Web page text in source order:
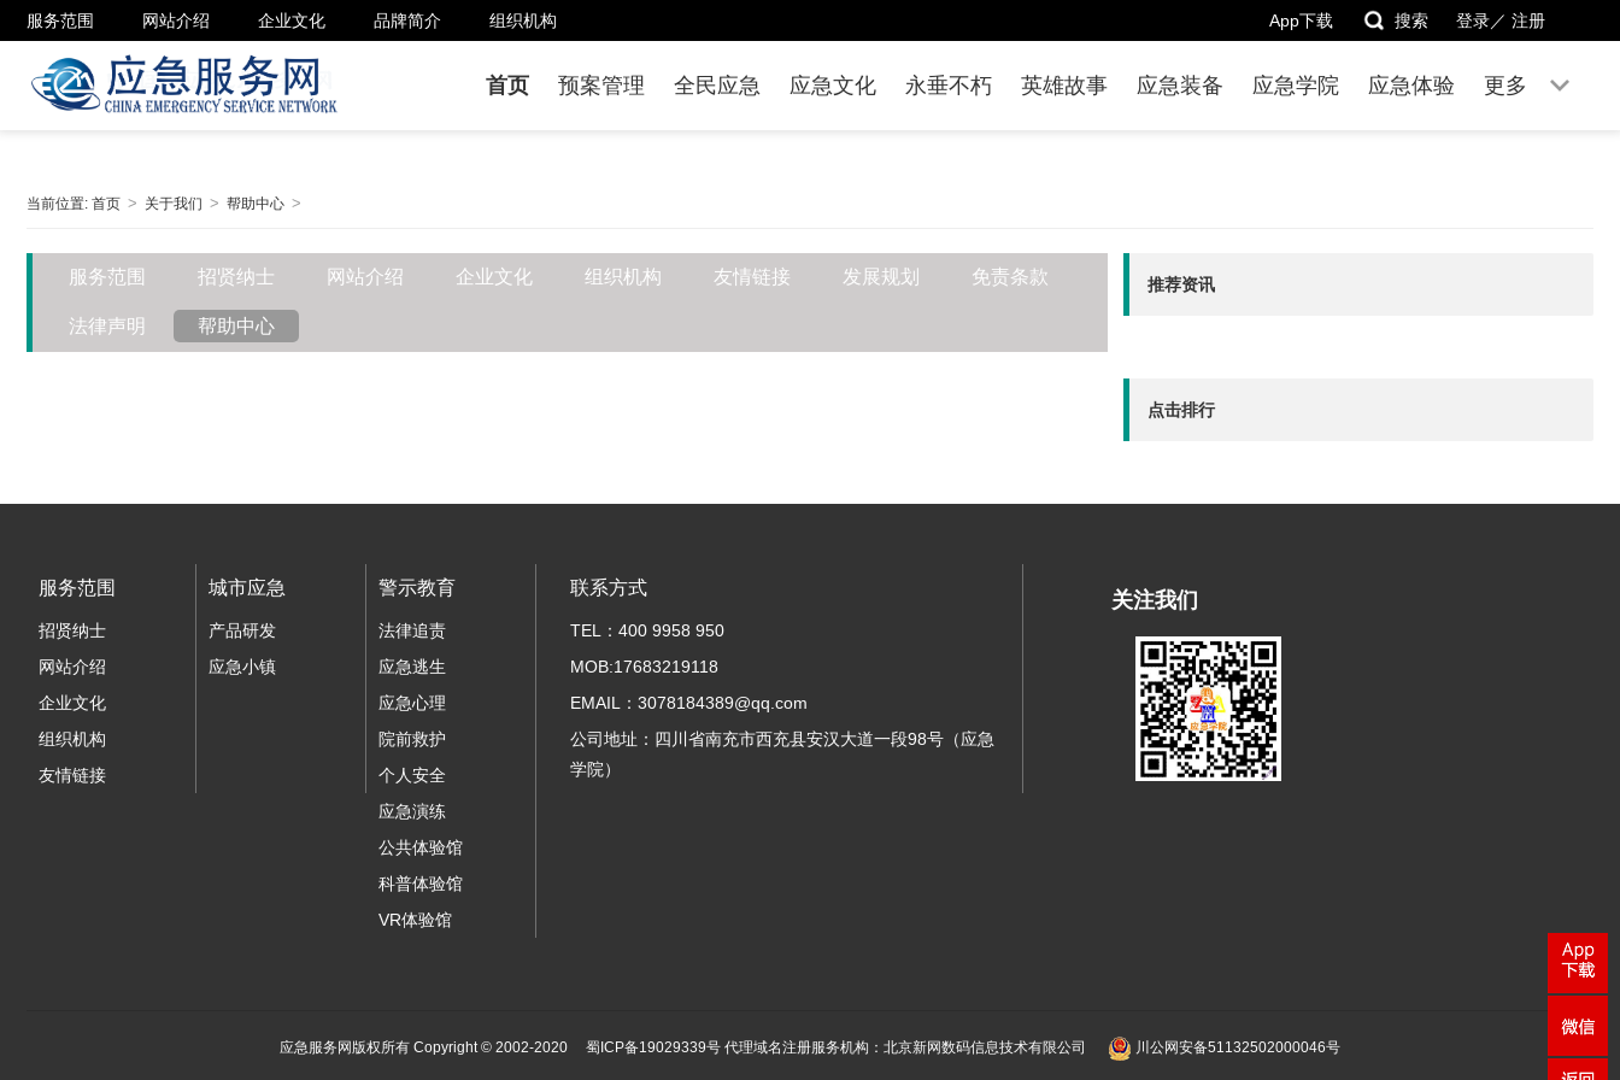
服务范围 网站介绍 企业文化 品牌简介 组织机构 登录／ 注册
App下载 搜索
首页 预案管理 全民应急 应急文化 永垂不朽 英雄故事 应急装备 应急学院 应急体验 更多
当前位置: 首页 关于我们 帮助中心
服务范围 招贤纳士 网站介绍 企业文化 组织机构 友情链接 发展规划 免责条款
法律声明 帮助中心
推荐资讯
点击排行
服务范围
招贤纳士
网站介绍
企业文化
组织机构
友情链接
城市应急
产品研发
应急小镇
警示教育
法律追责
应急逃生
应急心理
院前救护
个人安全
应急演练
公共体验馆
科普体验馆
VR体验馆
联系方式
TEL：400 9958 950
MOB:17683219118
EMAIL：3078184389@qq.com
公司地址：四川省南充市西充县安汉大道一段98号（应急
学院）
关注我们
应急服务网版权所有 Copyright © 2002-2020 蜀ICP备19029339号 代理域名注册服务机构：北京新网数码信息技术有限公司 川公网安备51132502000046号